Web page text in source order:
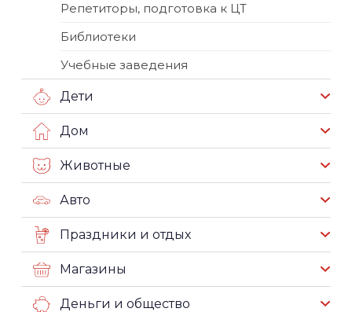
Репетиторы, подготовка к ЦТ
Библиотеки
Учебные заведения
Дети
Дом
Животные
Авто
Праздники и отдых
Магазины
Деньги и общество